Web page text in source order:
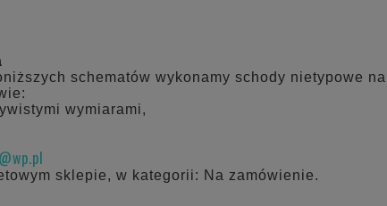
schematów wykonamy schody nietypowe
wymiarami,
sklepie, w kategorii: Na zamówienie.